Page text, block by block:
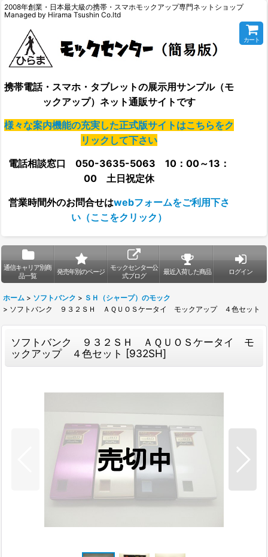
2008年創業・日本最大級の携帯・スマホモックアップ専門ネットショップ
Managed by Hirama Tsushin Co.ltd
携帯電話・スマホ・タブレットの展示用サンプル（モ
ックアップ）ネット通販サイトです
様々な案内機能の充実した正式版サイトはこちらをク
リックして下さい
電話相談窓口 050-3635-5063 10：00～13：
00 土日祝定休
営業時間外のお問合せはwebフォームをご利用下さ
い（ここをクリック）
カート
通信キャリア別商
品一覧
発売年別のページ
モックセンター公
式ブログ
最近入荷した商品 ログイン
ホーム > ソフトバンク > ＳＨ（シャープ）のモック
> ソフトバンク ９３２ＳＨ ＡＱＵＯＳケータイ モックアップ ４色セット
ソフトバンク ９３２ＳＨ ＡＱＵＯＳケータイ モ
ックアップ ４色セット [932SH]